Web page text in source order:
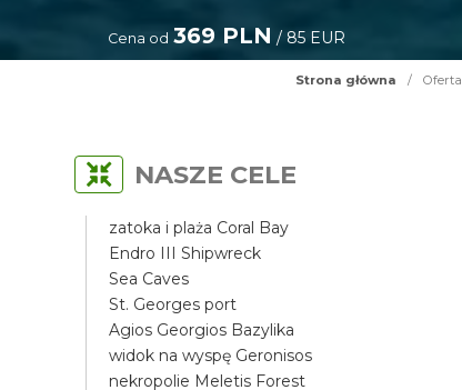
Cena od 369 PLN / 85 EUR
Strona główna / Oferta
NASZE CELE
zatoka i plaża Coral Bay
Endro III Shipwreck
Sea Caves
St. Georges port
Agios Georgios Bazylika
widok na wyspę Geronisos
nekropolie Meletis Forest